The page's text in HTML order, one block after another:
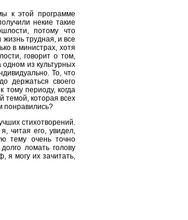
к этой программе
некие такие
потому что
трудная, и все
в министрах, хотя
говорит о том,
из культурных
То, что
держаться своего
тому периоду, когда
темой, которая всех
понравились?
стихотворений.
читая его, увидел,
тему очень точно
ломать голову
я могу их зачитать,